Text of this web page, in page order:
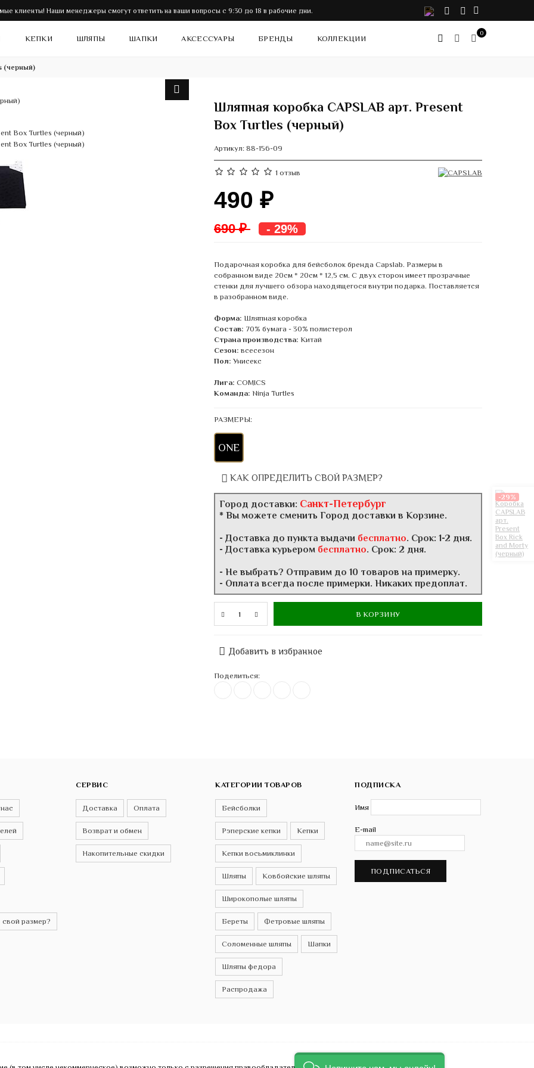
клиенты! Наши менеджеры смогут ответить на ваши вопросы с 9:30 до 18 в рабочие дни. VK Telegram
КЕПКИ ШЛЯПЫ ШАПКИ АКСЕССУАРЫ БРЕНДЫ КОЛЛЕКЦИИ
0
(черный)
-29%
Шляпная коробка CAPSLAB арт. Present
Box Turtles (черный)
Артикул: 88-156-09
1 отзыв
490 ₽
690 ₽ - 29%
Подарочная коробка для бейсболок бренда Capslab. Размеры в
собранном виде 20см * 20см * 12,5 см. С двух сторон имеет прозрачные
стенки для лучшего обзора находящегося внутри подарка. Поставляется
в разобранном виде.
Форма: Шляпная коробка
Состав: 70% бумага - 30% полистерол
Страна производства: Китай
Сезон: всесезон
Пол: Унисекс
Лига: COMICS
Команда: Ninja Turtles
РАЗМЕРЫ:
ONE
КАК ОПРЕДЕЛИТЬ СВОЙ РАЗМЕР?
Город доставки: Санкт-Петербург
* Вы можете сменить Город доставки в Корзине.
- Доставка до пункта выдачи бесплатно. Срок: 1-2 дня.
- Доставка курьером бесплатно. Срок: 2 дня.
- Не выбрать? Отправим до 10 товаров на примерку.
- Оплата всегда после примерки. Никаких предоплат.
В КОРЗИНУ
Добавить в избранное
Поделиться:
размер?
СЕРВИС
Доставка Оплата
Возврат и обмен
Накопительные скидки
КАТЕГОРИИ ТОВАРОВ
Бейсболки
Рэперские кепки Кепки
Кепки восьмиклинки
Шляпы Ковбойские шляпы
Широкополые шляпы
Береты Фетровые шляпы
Соломенные шляпы Шапки
Шляпы федора
Распродажа
ПОДПИСКА
Имя
E-mail
ПОДПИСАТЬСЯ